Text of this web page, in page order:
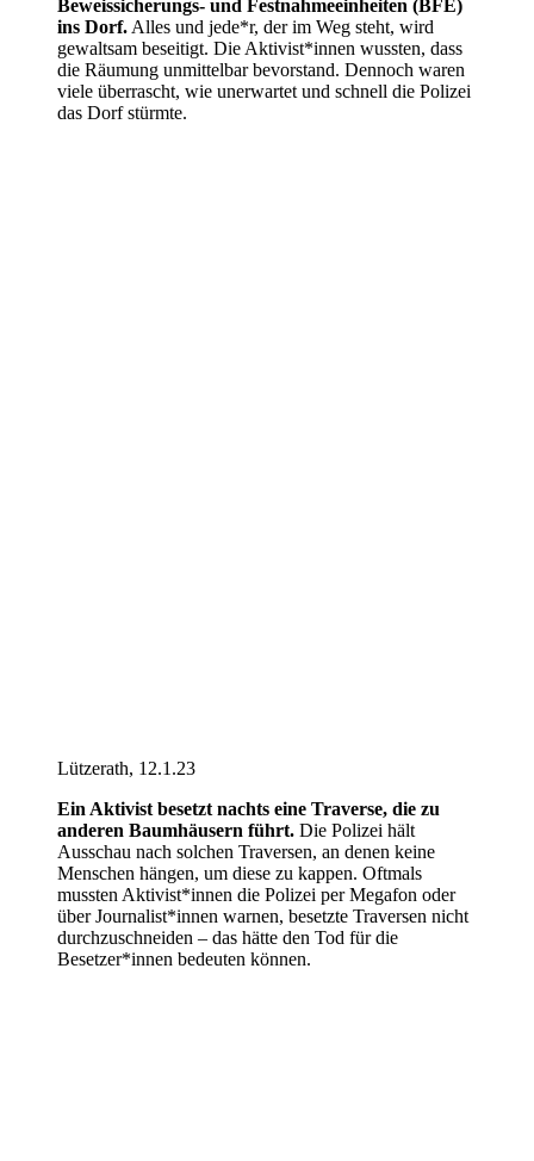
Beweissicherungs- und Festnahmeeinheiten (BFE)
ins Dorf. Alles und jede*r, der im Weg steht, wird
gewaltsam beseitigt. Die Aktivist*innen wussten, dass
die Räumung unmittelbar bevorstand. Dennoch waren
viele überrascht, wie unerwartet und schnell die Polizei
das Dorf stürmte.
Lützerath, 12.1.23
Ein Aktivist besetzt nachts eine Traverse, die zu
anderen Baumhäusern führt. Die Polizei hält
Ausschau nach solchen Traversen, an denen keine
Menschen hängen, um diese zu kappen. Oftmals
mussten Aktivist*innen die Polizei per Megafon oder
über Journalist*innen warnen, besetzte Traversen nicht
durchzuschneiden – das hätte den Tod für die
Besetzer*innen bedeuten können.